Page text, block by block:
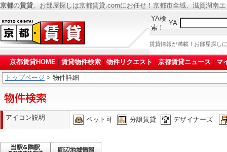
京都の賃貸、お部屋探しは京都賃貸.comにお任せ！京都市全域、滋賀湖南
YA検
索！
YA
賃貸情報が満載！お部屋探し
京都賃貸HOME 賃貸物件検索 物件リクエスト 京都賃貸ニュース マ
トップページ > 物件詳細
アイコン説明 ペット可 分譲賃貸 デザイナーズ